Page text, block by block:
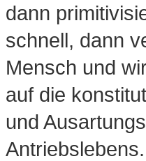
dann
schnell, dann
Mensch und
auf die
und
Antriebslebens.